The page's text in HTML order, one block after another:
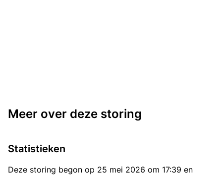
Meer over deze storing
Statistieken
Deze storing begon op 25 mei 2026 om 17:39 en